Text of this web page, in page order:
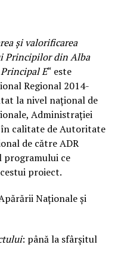
și valorificarea
Principilor din Alba
E“ este
Regional 2014-
la nivel național de
Administrației
calitate de Autoritate
de către ADR
programului ce
proiect.
Naționale și
: până la sfârșitul